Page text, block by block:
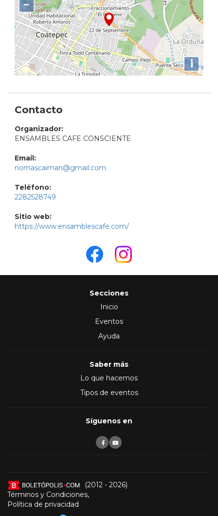
−
i
Contacto
Organizador:
ENSAMBLES CAFE CONSCIENTE
Email:
nomascaiman@gmail.com
Teléfono:
2282528749
Sitio web:
https://www.ensamblescafe.com/
Secciones
Inicio
Eventos
Ayuda
Saber más
Lo que hacemos
Tipos de eventos
Síguenos en
(2012 - 2026)
Términos y Condiciones,
Política de privacidad